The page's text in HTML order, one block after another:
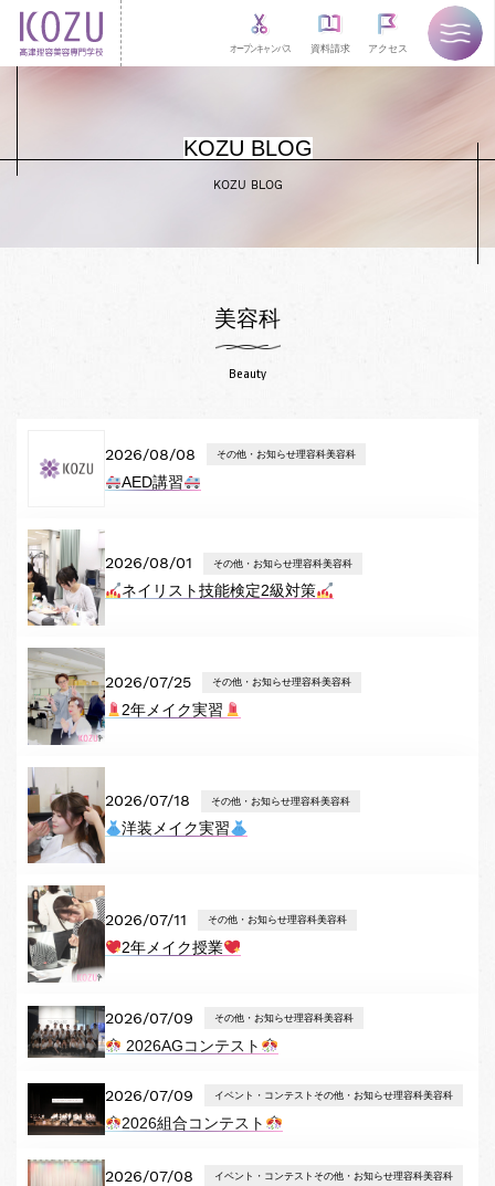
オープンキャンパス 資料請求 アクセス
KOZU BLOG
KOZU BLOG
美容科
Beauty
2026/08/08 その他・お知らせ理容科美容科
AED講習
2026/08/01 その他・お知らせ理容科美容科
ネイリスト技能検定2級対策
2026/07/25 その他・お知らせ理容科美容科
2年メイク実習
2026/07/18 その他・お知らせ理容科美容科
洋装メイク実習
2026/07/11 その他・お知らせ理容科美容科
2年メイク授業
2026/07/09 その他・お知らせ理容科美容科
2026AGコンテスト
2026/07/09 イベント・コンテストその他・お知らせ理容科美容科
2026組合コンテスト
2026/07/08 イベント・コンテストその他・お知らせ理容科美容科